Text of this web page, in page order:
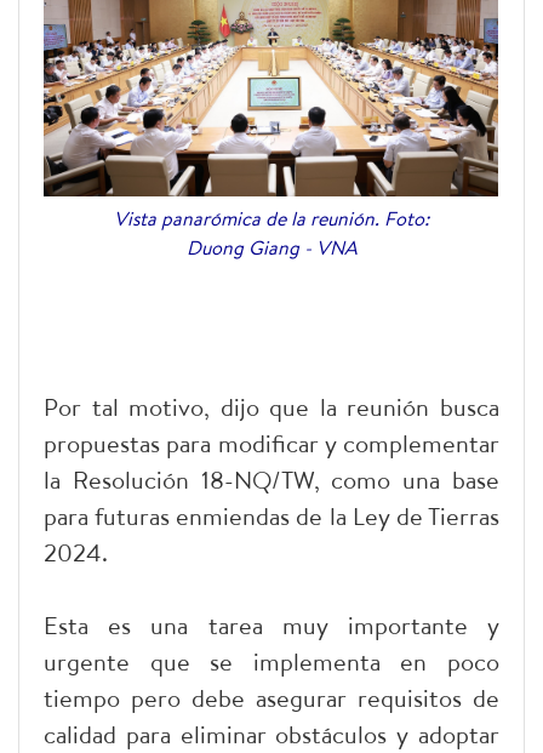
Vista panarómica de la reunión. Foto:
Duong Giang - VNA
Por tal motivo, dijo que la reunión busca
propuestas para modificar y complementar
la Resolución 18-NQ/TW, como una base
para futuras enmiendas de la Ley de Tierras
2024.
Esta es una tarea muy importante y
urgente que se implementa en poco
tiempo pero debe asegurar requisitos de
calidad para eliminar obstáculos y adoptar